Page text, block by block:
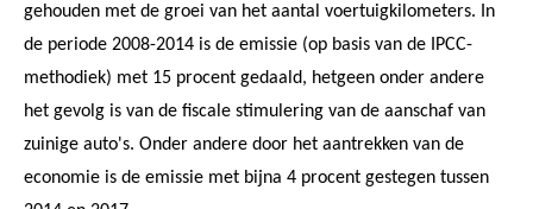
gehouden met de groei van het aantal voertuigkilometers. In
de periode 2008-2014 is de emissie (op basis van de IPCC-
methodiek) met 15 procent gedaald, hetgeen onder andere
het gevolg is van de fiscale stimulering van de aanschaf van
zuinige auto's. Onder andere door het aantrekken van de
economie is de emissie met bijna 4 procent gestegen tussen